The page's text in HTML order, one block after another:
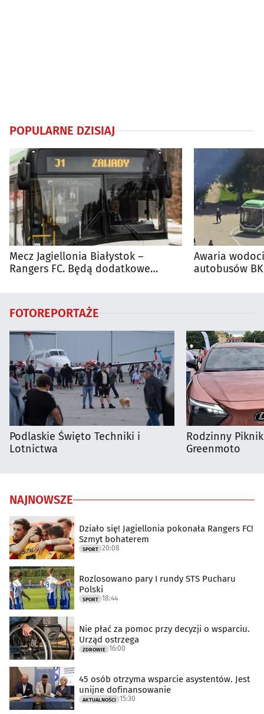
POPULARNE DZISIAJ
Mecz Jagiellonia Białystok –
Rangers FC. Będą dodatkowe
Awaria
autobusów
FOTOREPORTAŻE
Podlaskie Święto Techniki i
Lotnictwa
Rodzinny
Greenmoto
NAJNOWSZE
Działo się! Jagiellonia pokonała Rangers FC!
Szmyt bohaterem
SPORT 20:08
Rozlosowano pary I rundy STS Pucharu
Polski
SPORT 18:44
Nie płać za pomoc przy decyzji o wsparciu.
Urząd ostrzega
ZDROWIE 16:00
45 osób otrzyma wsparcie asystentów. Jest
unijne dofinansowanie
AKTUALNOŚCI 15:30